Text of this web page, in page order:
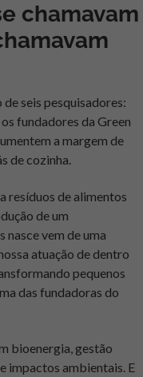
chamavam
seis pesquisadores:
fundadores da Green
a margem de
de cozinha.
resíduos de alimentos
de um
nasce vem de uma
atuação de dentro
pequenos
das fundadoras do
bioenergia, gestão
impactos ambientais. E